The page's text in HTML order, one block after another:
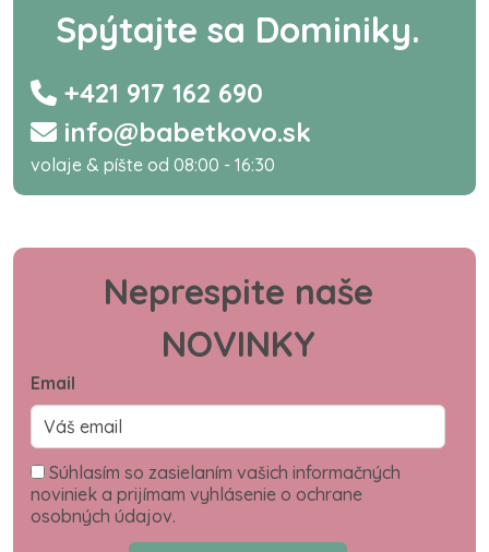
Spýtajte sa Dominiky.
+421 917 162 690
info@babetkovo.sk
volaje & píšte od 08:00 - 16:30
Neprespite naše
NOVINKY
Email
Súhlasím so zasielaním vašich informačných
noviniek a prijímam vyhlásenie o ochrane
osobných údajov.